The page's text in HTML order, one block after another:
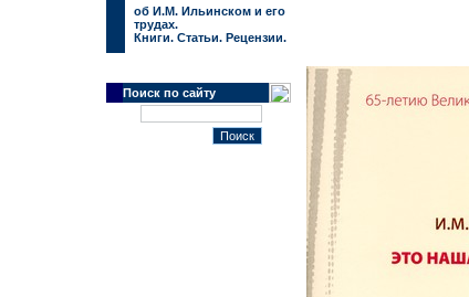
об И.М. Ильинском и его
трудах.
Книги. Статьи. Рецензии.
Поиск по сайту